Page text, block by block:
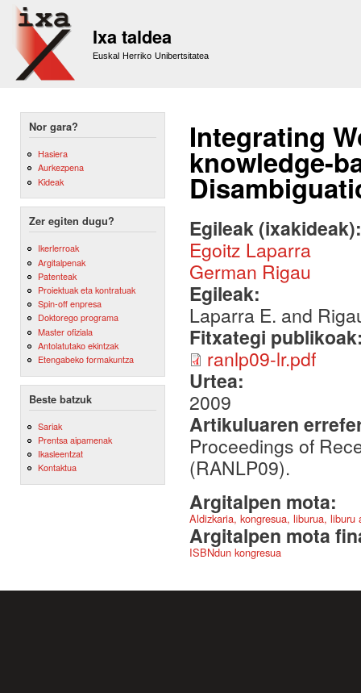
Ixa taldea
Euskal Herriko Unibertsitatea
Nor gara?
Hasiera
Aurkezpena
Kideak
Zer egiten dugu?
Ikerlerroak
Argitalpenak
Patenteak
Proiektuak eta kontratuak
Spin-off enpresa
Doktorego programa
Master ofiziala
Antolatutako ekintzak
Etengabeko formakuntza
Beste batzuk
Sariak
Prentsa aipamenak
Ikasleentzat
Kontaktua
Integrating
knowledge-
Egileak
Egoitz Laparra
German Rigau
Egileak:
Laparra E. and
Fitxategi
ranlp09-lr.pdf
Urtea:
2009
Artikuluaren
Proceedings of
(RANLP09).
Argitalpen mota:
Aldizkaria, kongresua, liburua,
Argitalpen mota
ISBNdun kongresua